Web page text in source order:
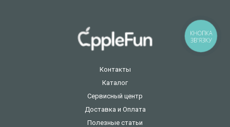
Контакты
Каталог
Сервисный центр
Доставка и Оплата
Полезные статьи
КНОПКА
ЗВ'ЯЗКУ